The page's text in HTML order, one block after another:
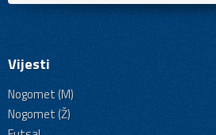
Vijesti
Nogomet (M)
Nogomet (Ž)